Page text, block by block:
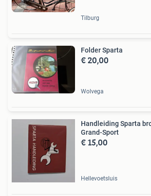
Tilburg
Folder Sparta
€ 20,00
Wolvega
Handleiding Sparta
Grand-Sport
€ 15,00
Hellevoetsluis